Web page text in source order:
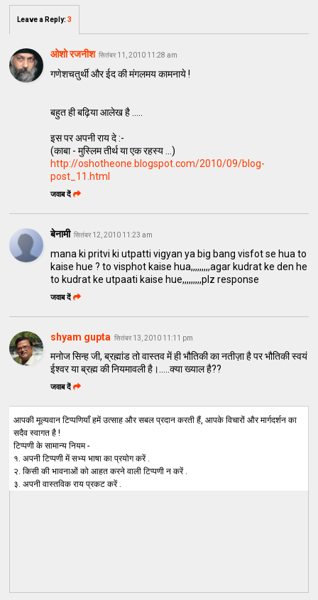
Leave a Reply:3
ओशो रजनीश सितंबर 11, 2010 11:28 am
गणेशचतुर्थी और ईद की मंगलमय कामनाये !
बहुत ही बढ़िया आलेख है .....
इस पर अपनी राय दे :-
(काबा - मुस्लिम तीर्थ या एक रहस्य ...)
http://oshotheone.blogspot.com/2010/09/blog-
post_11.html
जवाब दें
बेनामी सितंबर 12, 2010 11:23 am
mana ki pritvi ki utpatti vigyan ya big bang visfot se hua to
kaise hue ? to visphot kaise hua,,,,,,,,,agar kudrat ke den he
to kudrat ke utpaati kaise hue,,,,,,,,,plz response
जवाब दें
shyam gupta सितंबर 13, 2010 11:11 pm
मनोज सिन्ह जी, ब्रह्मांड तो वास्तव में ही भौतिकी का नतीज़ा है पर भौतिकी स्वयं
ईश्वर या ब्रह्म की नियमावली है।.....क्या ख्याल है??
जवाब दें
आपकी मूल्यवान टिप्पणियाँ हमें उत्साह और सबल प्रदान करती हैं, आपके विचारों और मार्गदर्शन का
सदैव स्वागत है !
टिप्पणी के सामान्य नियम -
१. अपनी टिप्पणी में सभ्य भाषा का प्रयोग करें .
२. किसी की भावनाओं को आहत करने वाली टिप्पणी न करें .
३. अपनी वास्तविक राय प्रकट करें .